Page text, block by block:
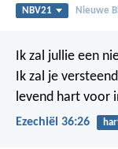
NBV21 Nieuwe
Ik zal jullie een
Ik zal je
levend hart voor
Ezechiël 36:26